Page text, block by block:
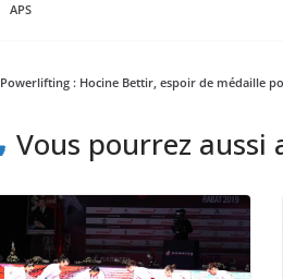
APS
Powerlifting : Hocine Bettir, espoir de médaille
Vous pourrez aussi